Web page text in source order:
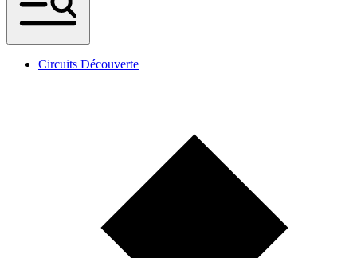
Circuits Découverte